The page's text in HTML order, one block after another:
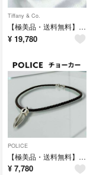
Tiffany & Co.
【極美品・送料無料】TIFFANY & Co. ティファニー リターントゥハートタグ ネックレス SV925 シルバー ペンダント
¥ 19,780
POLICE
【極美品・送料無料】POLICE ポリス レザーチョーカー ネックレス ペンダント メンズ シルバー メタル アクセサリー
¥ 7,780